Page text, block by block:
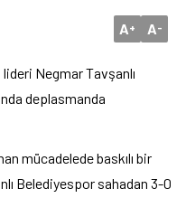
A+ A-
Negmar Tavşanlı
deplasmanda
mücadelede baskılı bir
Belediyespor sahadan 3-0